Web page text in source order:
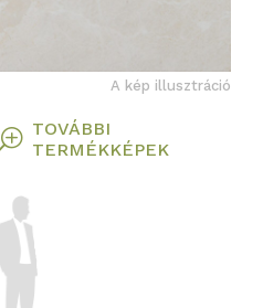
A kép illusztráció
T TOVÁBBI
TERMÉKKÉPEK